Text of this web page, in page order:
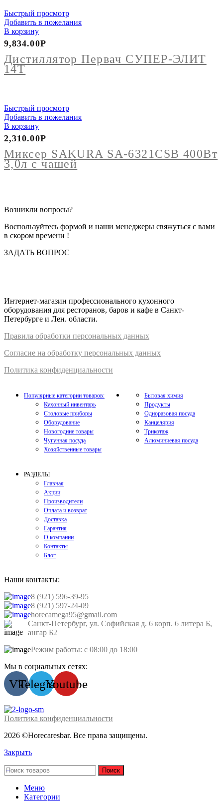
Быстрый просмотр
Добавить в пожелания
В корзину
Дистиллятор Первач СУПЕР-ЭЛИТ
14Т
9,834.00Р
Быстрый просмотр
Добавить в пожелания
В корзину
Миксер SAKURA SA-6321CSB 400Вт
3,0л с чашей
2,310.00Р
Возникли вопросы?
Воспользуйтесь формой и наши менеджеры свяжуться с вами
в скором времени !
ЗАДАТЬ ВОПРОС
Интернет-магазин профессионального кухонного
оборудования для ресторанов, баров и кафе в Санкт-
Петербурге и Лен. области.
Правила обработки персональных данных
Согласие на обработку персональных данных
Политика конфиденциальности
Популярные категории товаров:
Кухонный инвентарь
Столовые приборы
Оборудование
Новогодние товары
Чугунная посуда
Хозяйственные товары
Бытовая химия
Продукты
Одноразовая посуда
Канцелярия
Трикотаж
Алюминиевая посуда
РАЗДЕЛЫ
Главная
Акции
Производители
Оплата и возврат
Доставка
Гарантия
О компании
Контакты
Блог
Наши контакты:
8 (921) 596-39-95
8 (921) 597-24-09
horecamega95@gmail.com
Санкт-Петербург, ул. Софийская д. 6 корп. 6 литера Б,
ангар Б2
Режим работы: с 08:00 до 18:00
Мы в социальных сетях:
VkTelegramYoutube
2026 ©Horecaresbar. Все права защищены.
Политика конфиденциальности
Закрыть
Поиск
Меню
Категории